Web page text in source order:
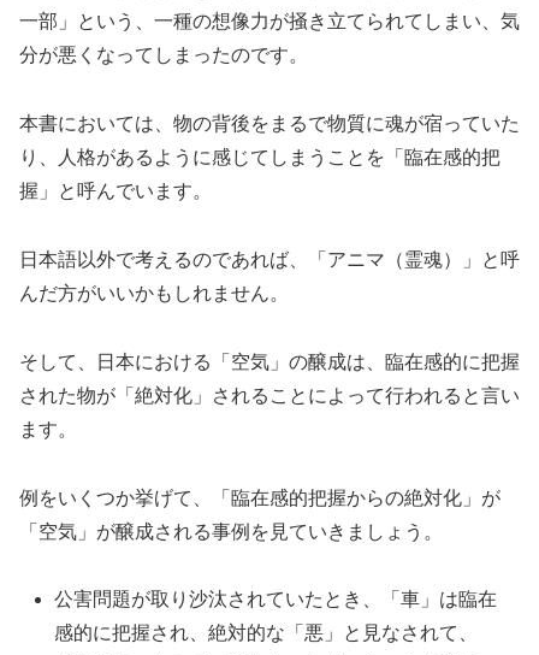
一部」という、一種の想像力が掻き立てられてしまい、気
分が悪くなってしまったのです。
本書においては、物の背後をまるで物質に魂が宿っていた
り、人格があるように感じてしまうことを「臨在感的把
握」と呼んでいます。
日本語以外で考えるのであれば、「アニマ（霊魂）」と呼
んだ方がいいかもしれません。
そして、日本における「空気」の醸成は、臨在感的に把握
された物が「絶対化」されることによって行われると言い
ます。
例をいくつか挙げて、「臨在感的把握からの絶対化」が
「空気」が醸成される事例を見ていきましょう。
公害問題が取り沙汰されていたとき、「車」は臨在
感的に把握され、絶対的な「悪」と見なされて、